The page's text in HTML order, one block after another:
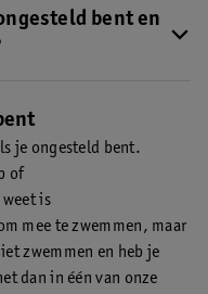
bent en
je ongesteld bent.
of
is
mee te zwemmen, maar
zwemmen en heb je
dan in één van onze